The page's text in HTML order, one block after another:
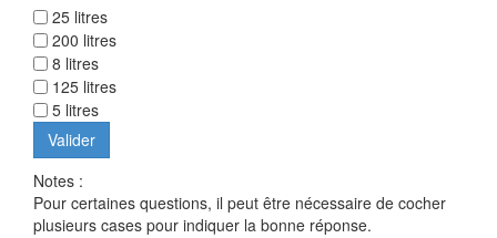
25 litres
200 litres
8 litres
125 litres
5 litres
Notes :
Pour certaines questions, il peut être nécessaire de cocher
plusieurs cases pour indiquer la bonne réponse.